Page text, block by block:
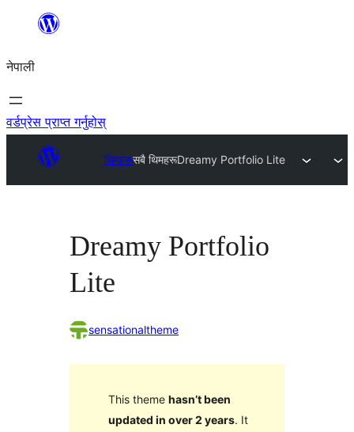
सामग्रीमा
नेपाली
वर्डप्रेस प्राप्त गर्नुहोस्
थिमहरूसबै थिमहरूDreamy Portfolio Lite
Dreamy Portfolio
Lite
sensationaltheme
This theme hasn’t been
updated in over 2 years. It